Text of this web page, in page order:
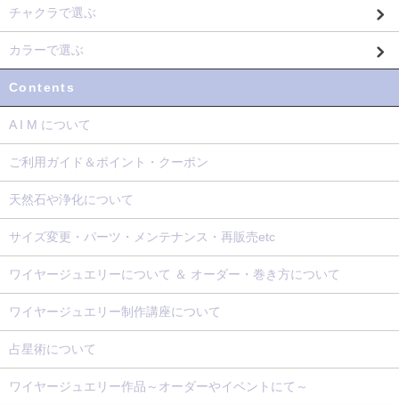
チャクラで選ぶ
カラーで選ぶ
Contents
A I M について
ご利用ガイド＆ポイント・クーポン
天然石や浄化について
サイズ変更・パーツ・メンテナンス・再販売etc
ワイヤージュエリーについて ＆ オーダー・巻き方について
ワイヤージュエリー制作講座について
占星術について
ワイヤージュエリー作品～オーダーやイベントにて～